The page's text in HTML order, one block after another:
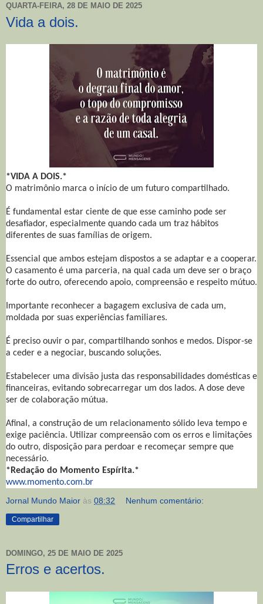
QUARTA-FEIRA, 28 DE MAIO DE 2025
Vida a dois.
*VIDA A DOIS.*
O matrimônio marca o início de um futuro compartilhado.
É fundamental estar ciente de que esse caminho pode ser
desafiador, especialmente quando cada um traz hábitos
diferentes de suas famílias de origem.
Essencial que ambos estejam dispostos a se adaptar e a cooperar.
O casamento é uma parceria, na qual cada um deve ser o braço
forte do outro, oferecendo apoio, compreensão e respeito mútuo.
Importante reconhecer a bagagem exclusiva de cada um,
moldada por suas experiências familiares.
É preciso ouvir o par, compartilhando sonhos e medos. Dispor-se
a ceder e a negociar, buscando soluções.
Estabelecer uma divisão justa das responsabilidades domésticas e
financeiras, evitando sobrecarregar um dos lados. A dose deve
ser de colaboração mútua.
Afinal, a construção de um relacionamento sólido leva tempo e
exige paciência. Utilizar compreensão com os erros e limitações
do outro, disposição para perdoar e recomeçar sempre que
necessário.
*Redação do Momento Espírita.*
www.momento.com.br
Jornal Mundo Maior às 08:32 Nenhum comentário:
Compartilhar
DOMINGO, 25 DE MAIO DE 2025
Erros e acertos.